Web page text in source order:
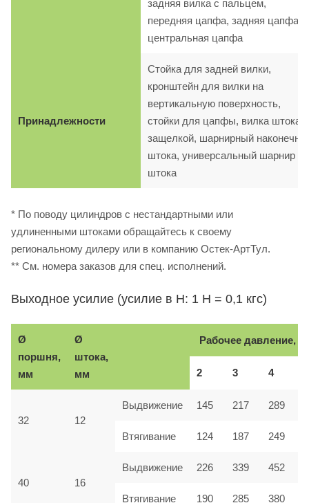
задняя вилка с пальцем,
передняя цапфа, задняя цапфа,
центральная цапфа
Принадлежности
Стойка для задней вилки,
кронштейн для вилки на
вертикальную поверхность,
стойки для цапфы, вилка штока с
защелкой, шарнирный
штока, универсальный шарнир
штока
* По поводу цилиндров с нестандартными или
удлиненными штоками обращайтесь к своему
региональному дилеру или в компанию Остек-АртТул.
** См. номера заказов для спец. исполнений.
Выходное усилие (усилие в Н: 1 Н = 0,1 кгс)
Ø
поршня,
мм
Ø
штока,
мм
Рабочее давление,
2 3 4
32 12
Выдвижение 145 217 289
Втягивание 124 187 249
40 16
Выдвижение 226 339 452
Втягивание 190 285 380